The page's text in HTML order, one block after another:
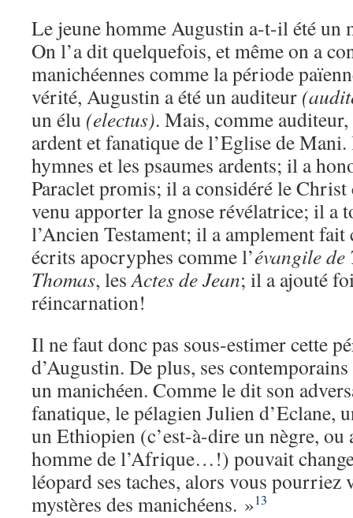
Le jeune homme Augustin a-t-il été un
On l’a dit quelquefois, et même on a
manichéennes comme la période
vérité, Augustin a été un auditeur
un élu (electus). Mais, comme
ardent et fanatique de l’Eglise de
hymnes et les psaumes ardents; il a
Paraclet promis; il a considéré le
venu apporter la gnose révélatrice; il a
l’Ancien Testament; il a amplement fait
écrits apocryphes comme l’évangile de
Thomas, lesActes de Jean; il a ajouté
réincarnation!
Il ne faut donc pas sous-estimer cette
d’Augustin. De plus, ses
un manichéen. Comme le dit son
fanatique, le pélagien Julien d’Eclane,
un Ethiopien (c’est-à-dire un nègre,
homme de l’Afrique…!) pouvait
léopard ses taches, alors vous pourriez
mystères des manichéens. »13